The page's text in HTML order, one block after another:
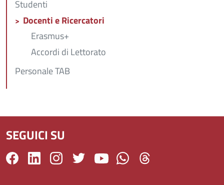
Studenti
Docenti e Ricercatori
Erasmus+
Accordi di Lettorato
Personale TAB
SEGUICI SU